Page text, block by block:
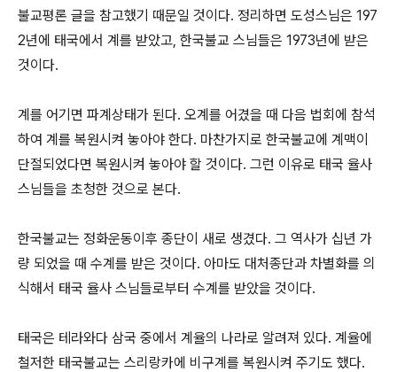
불교평론 글을 참고했기 때문일 것이다. 정리하면 도성스님은 197
2년에 태국에서 계를 받았고, 한국불교 스님들은 1973년에 받은
것이다.
계를 어기면 파계상태가 된다. 오계를 어겼을 때 다음 법회에 참석
하여 계를 복원시켜 놓아야 한다. 마찬가지로 한국불교에 계맥이
단절되었다면 복원시켜 놓아야 할 것이다. 그런 이유로 태국 율사
스님들을 초청한 것으로 본다.
한국불교는 정화운동이후 종단이 새로 생겼다. 그 역사가 십년 가
량 되었을 때 수계를 받은 것이다. 아마도 대처종단과 차별화를 의
식해서 태국 율사 스님들로부터 수계를 받았을 것이다.
태국은 테라와다 삼국 중에서 계율의 나라로 알려져 있다. 계율에
철저한 태국불교는 스리랑카에 비구계를 복원시켜 주기도 했다.